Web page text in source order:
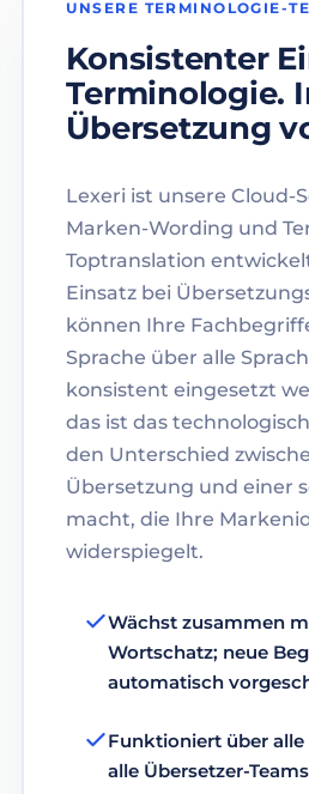
UNSERE TERMINOLOGIE-
Konsistenter
Terminologie.
Übersetzung
Lexeri ist unsere Cloud-
Marken-Wording und
Toptranslation
Einsatz bei
können Ihre
Sprache über alle
konsistent eingesetzt
das ist das
den Unterschied
Übersetzung und einer
macht, die Ihre
widerspiegelt.
Wächst zusammen
Wortschatz; neue
automatisch
Funktioniert über alle
alle Übersetzer-